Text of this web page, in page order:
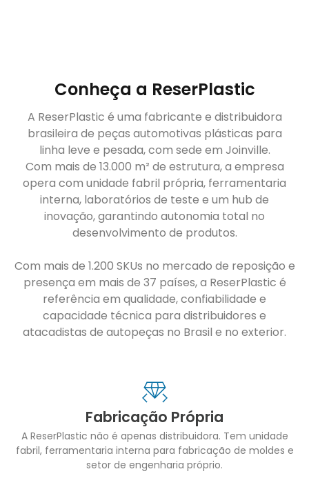
Conheça a ReserPlastic
A ReserPlastic é uma fabricante e distribuidora
brasileira de peças automotivas plásticas para
linha leve e pesada, com sede em Joinville.
Com mais de 13.000 m² de estrutura, a empresa
opera com unidade fabril própria, ferramentaria
interna, laboratórios de teste e um hub de
inovação, garantindo autonomia total no
desenvolvimento de produtos.
Com mais de 1.200 SKUs no mercado de reposição e
presença em mais de 37 países, a ReserPlastic é
referência em qualidade, confiabilidade e
capacidade técnica para distribuidores e
atacadistas de autopeças no Brasil e no exterior.
Fabricação Própria
A ReserPlastic não é apenas distribuidora. Tem unidade
fabril, ferramentaria interna para fabricação de moldes e
setor de engenharia próprio.